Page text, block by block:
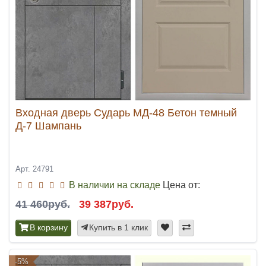
Входная дверь Сударь МД-48 Бетон темный
Д-7 Шампань
Арт. 24791
В наличии на складе Цена от:
41 460руб. 39 387руб.
В корзину Купить в 1 клик
-5%